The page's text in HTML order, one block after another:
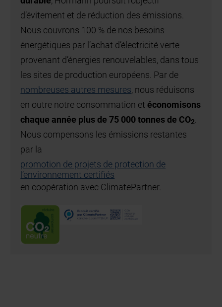
mesures
économisons
de 75 000 tonnes de CO2
de protection de
La vitesse d’ouverture
des portes rapides
grandement les
les déperditions
courants d’air. La
de fréquence de série
souples*, portes
à enroulement spirale
mécanique de porte
de porte silencieux,
ainsi par leur longue
rentabilité.